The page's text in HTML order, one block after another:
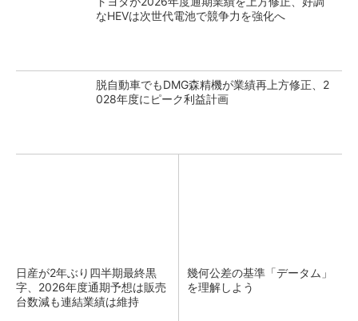
なHEVは次世代電池で競争力を強化へ
脱自動車でもDMG森精機が業績再上方修正、2
028年度にピーク利益計画
日産が2年ぶり四半期最終黒
字、2026年度通期予想は販売
台数減も連結業績は維持
幾何公差の基準「データム」
を理解しよう